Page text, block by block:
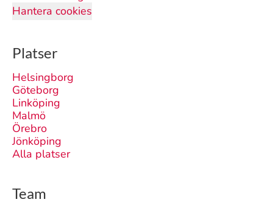
Hantera cookies
Platser
Helsingborg
Göteborg
Linköping
Malmö
Örebro
Jönköping
Alla platser
Team